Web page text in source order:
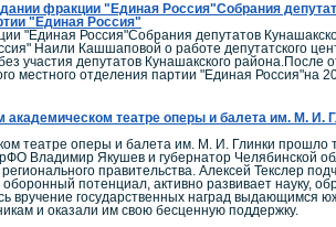
фракции "Единая Россия"Собрания
"Единая Россия"
"Единая Россия"Собрания депутатов
Наили Кашшаповой о работе депутатского
участия депутатов Кунашакского
местного отделения партии "Единая Россия"на
академическом театре оперы и балета им. М.
театре оперы и балета им. М. И. Глинки
Владимир Якушев и губернатор Челябинской
правительства. Алексей Текслер
потенциал, активно развивает науку,
вручение государственных наград
и оказали им свою бесценную поддержку.